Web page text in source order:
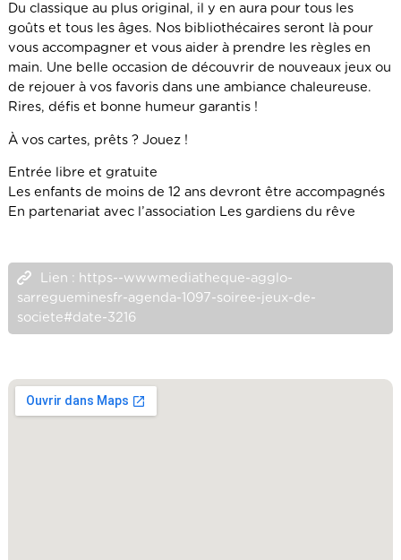
Du classique au plus original, il y en aura pour tous les
goûts et tous les âges. Nos bibliothécaires seront là pour
vous accompagner et vous aider à prendre les règles en
main. Une belle occasion de découvrir de nouveaux jeux ou
de rejouer à vos favoris dans une ambiance chaleureuse.
Rires, défis et bonne humeur garantis !
À vos cartes, prêts ? Jouez !
Entrée libre et gratuite
Les enfants de moins de 12 ans devront être accompagnés
En partenariat avec l’association Les gardiens du rêve
Lien : https--wwwmediatheque-agglo-
sarregueminesfr-agenda-1097-soiree-jeux-de-
societe#date-3216